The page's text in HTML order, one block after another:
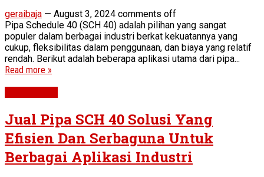
geraibaja — August 3, 2024 comments off
Pipa Schedule 40 (SCH 40) adalah pilihan yang sangat
populer dalam berbagai industri berkat kekuatannya yang
cukup, fleksibilitas dalam penggunaan, dan biaya yang relatif
rendah. Berikut adalah beberapa aplikasi utama dari pipa...
Read more »
Jual Pipa SCH 40 Solusi Yang
Efisien Dan Serbaguna Untuk
Berbagai Aplikasi Industri